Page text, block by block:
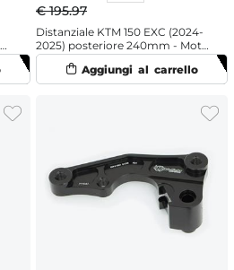
€ 195.97
Distanziale KTM 150 EXC (2024-
2025) posteriore 240mm - Moto
Master